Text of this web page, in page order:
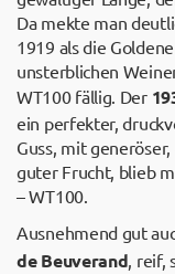
Da mekte man
1919 als die
unsterblichen
WT100 fällig. Der
ein perfekter,
Guss, mit
guter Frucht, blieb
– WT100.
Ausnehmend gut
de Beuverand, reif,